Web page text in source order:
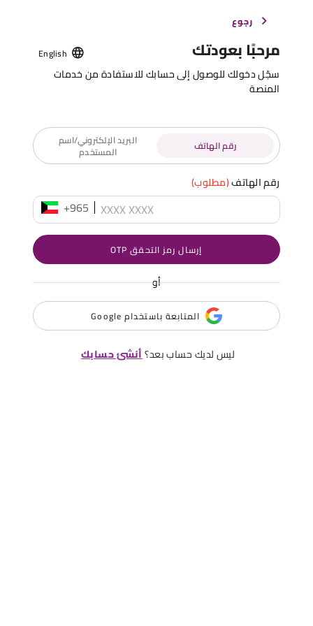
رجوع
مرحبًا بعودتك English
سجّل دخولك للوصول إلى حسابك للاستفادة من خدمات
المنصة
رقم الهاتف البريد الإلكتروني/اسم
المستخدم
رقم الهاتف(مطلوب)
+965
إرسال رمز التحقق OTP
أو
المتابعة باستخدام Google
ليس لديك حساب بعد؟أنشئ حسابك